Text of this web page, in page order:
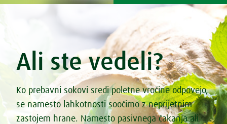
Ali ste vedeli?
Ko prebavni sokovi sredi poletne vročine odpovejo,
se namesto lahkotnosti soočimo z neprijetnim
zastojem hrane. Namesto pasivnega čakanja ali